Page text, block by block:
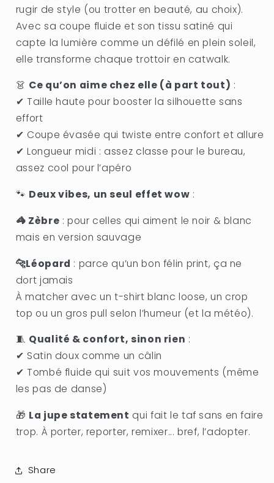
rugir de style (ou trotter en beauté, au choix).
Avec sa coupe fluide et son tissu satiné qui
capte la lumière comme un défilé en plein soleil,
elle transforme chaque trottoir en catwalk.
👗 Ce qu’on aime chez elle (à part tout) :
✔ Taille haute pour booster la silhouette sans
effort
✔ Coupe évasée qui twiste entre confort et allure
✔ Longueur midi : assez classe pour le bureau,
assez cool pour l’apéro
🐾 Deux vibes, un seul effet wow :
🦓 Zèbre : pour celles qui aiment le noir & blanc
mais en version sauvage
🐆Léopard : parce qu’un bon félin print, ça ne
dort jamais
À matcher avec un t-shirt blanc loose, un crop
top ou un gros pull selon l’humeur (et la météo).
🧵 Qualité & confort, sinon rien :
✔ Satin doux comme un câlin
✔ Tombé fluide qui suit vos mouvements (même
les pas de danse)
🎁 La jupe statement qui fait le taf sans en faire
trop. À porter, reporter, remixer... bref, l’adopter.
Share